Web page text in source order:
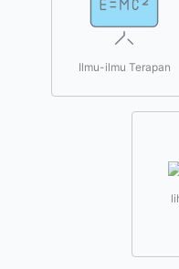
Ilmu-ilmu Terapan